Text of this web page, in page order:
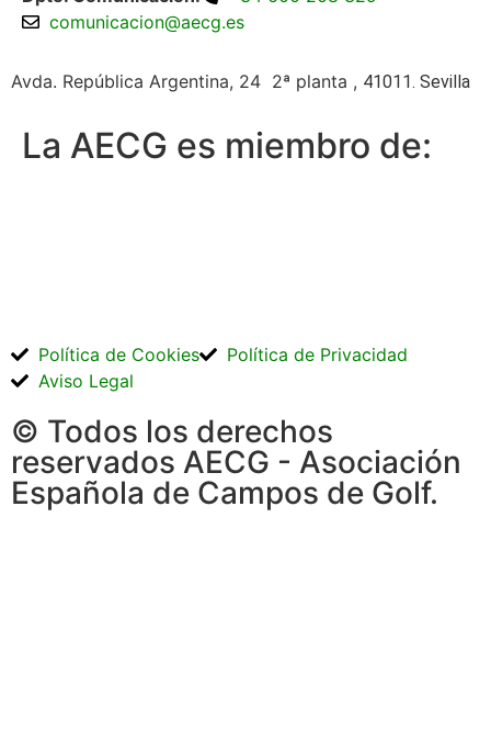
comunicacion@aecg.es
Avda. República Argentina, 24 2ª planta , 41011. Sevilla
La AECG es miembro de:
© Todos los derechos
reservados AECG - Asociación
Española de Campos de Golf.
Política de Cookies
Política de Privacidad
Aviso Legal